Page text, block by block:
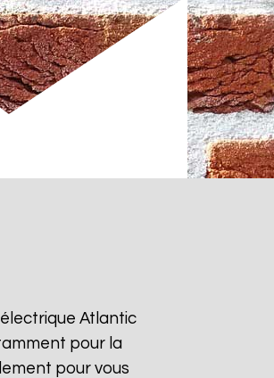
Atlantic
pour la
pour vous